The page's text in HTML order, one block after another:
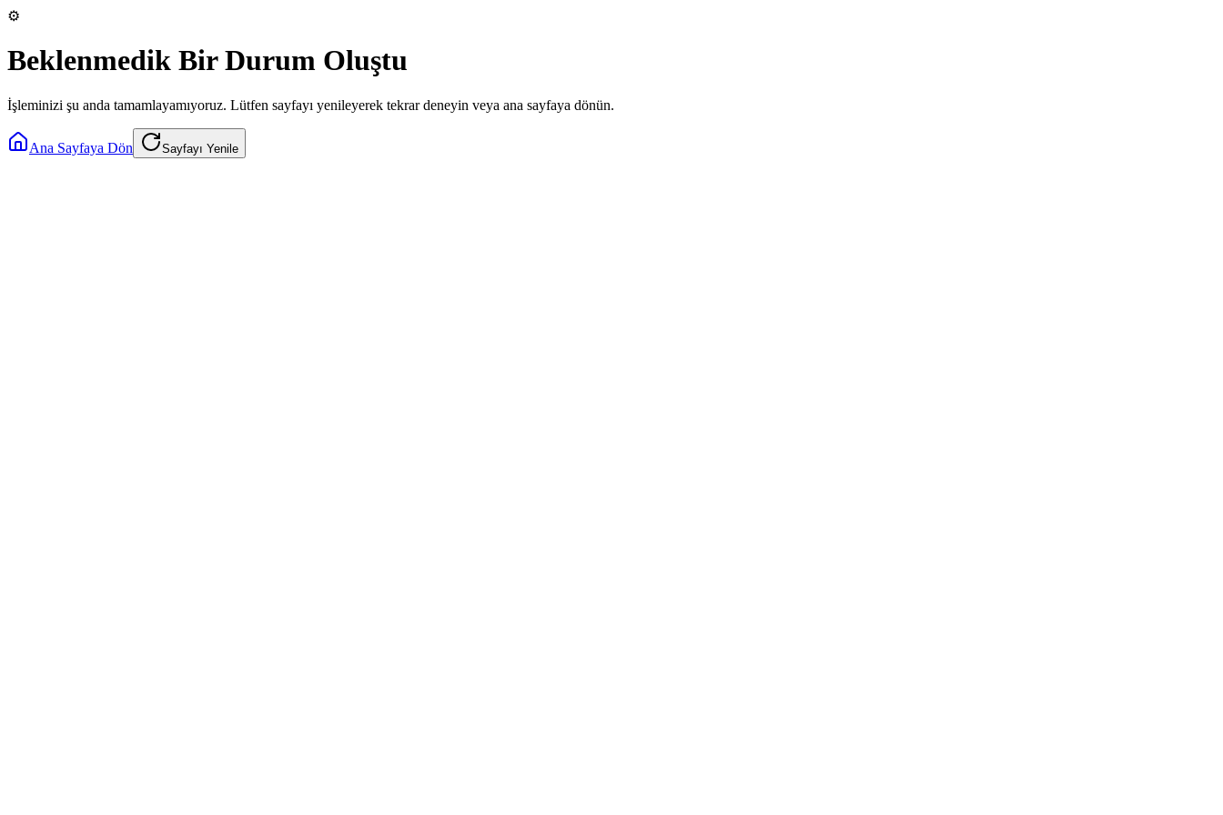
⚙️
Beklenmedik Bir Durum Oluştu
İşleminizi şu anda tamamlayamıyoruz. Lütfen sayfayı yenileyerek tekrar deneyin veya ana sayfaya dönün.
Ana Sayfaya Dön Sayfayı Yenile